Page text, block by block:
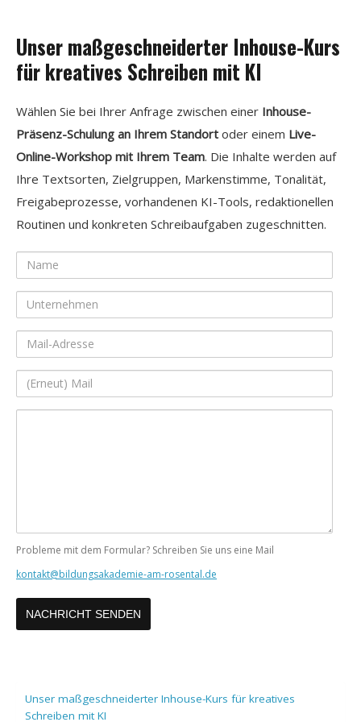
Unser maßgeschneiderter Inhouse-Kurs
für kreatives Schreiben mit KI
Wählen Sie bei Ihrer Anfrage zwischen einer Inhouse-
Präsenz-Schulung an Ihrem Standort oder einem Live-
Online-Workshop mit Ihrem Team. Die Inhalte werden auf
Ihre Textsorten, Zielgruppen, Markenstimme, Tonalität,
Freigabeprozesse, vorhandenen KI-Tools, redaktionellen
Routinen und konkreten Schreibaufgaben zugeschnitten.
Name
Unternehmen
Mail-
Adresse
(Erneut)
Mail
Probleme mit dem Formular? Schreiben Sie uns eine Mail
kontakt@bildungsakademie-am-rosental.de
Unser maßgeschneiderter Inhouse-Kurs für kreatives
Schreiben mit KI